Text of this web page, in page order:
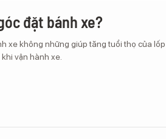
đặt bánh xe?
xe không những giúp tăng tuổi thọ của lốp
vận hành xe.